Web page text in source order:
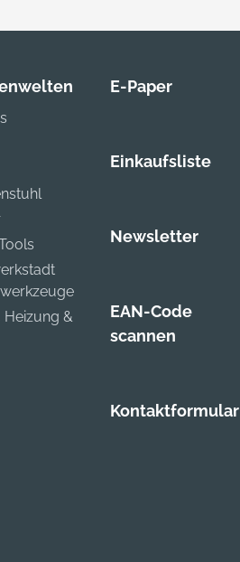
Heizung &
E-Paper
Einkaufsliste
Newsletter
EAN-Code
scannen
Kontaktformular